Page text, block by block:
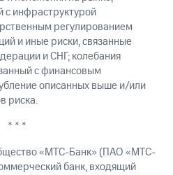
с инфраструктурой
регулированием
и иные риски, связанные
и СНГ; колебания
с финансовым
описанных выше и/или
риска.
* * *
«МТС-Банк» (ПАО «МТС-
банк, входящий